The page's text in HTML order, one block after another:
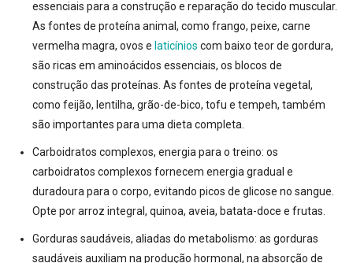
essenciais para a construção e reparação do tecido muscular.
As fontes de proteína animal, como frango, peixe, carne
vermelha magra, ovos e laticínios com baixo teor de gordura,
são ricas em aminoácidos essenciais, os blocos de
construção das proteínas. As fontes de proteína vegetal,
como feijão, lentilha, grão-de-bico, tofu e tempeh, também
são importantes para uma dieta completa.
Carboidratos complexos, energia para o treino: os
carboidratos complexos fornecem energia gradual e
duradoura para o corpo, evitando picos de glicose no sangue.
Opte por arroz integral, quinoa, aveia, batata-doce e frutas.
Gorduras saudáveis, aliadas do metabolismo: as gorduras
saudáveis auxiliam na produção hormonal, na absorção de